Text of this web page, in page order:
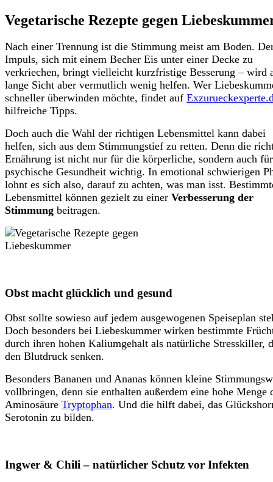
Vegetarische Rezepte gegen
Nach einer Trennung ist die Stimmung meist am Boden.
Impuls, sich mit einem Becher Eis unter einer Decke zu
verkriechen, bringt vielleicht kurzfristige Besserung – wird
lange Sicht aber vermutlich wenig helfen. Wer
schneller überwinden möchte, findet auf
hilfreiche Tipps.
Doch auch die Wahl der richtigen Lebensmittel kann dabei
helfen, sich aus dem Stimmungstief zu retten. Denn die
Ernährung ist nicht nur für die körperliche, sondern auch
psychische Gesundheit wichtig. In emotional schwierigen
lohnt es sich also, darauf zu achten, was man isst.
Lebensmittel können gezielt zu einer Verbesserung der
Stimmung beitragen.
Obst macht glücklich und gesund
Obst sollte sowieso auf jedem ausgewogenen Speiseplan
Doch besonders bei Liebeskummer wirken bestimmte
durch ihren hohen Kaliumgehalt als natürliche Stresskiller,
den Blutdruck senken.
Besonders Bananen und Ananas können kleine
vollbringen, denn sie enthalten außerdem eine hohe Menge
Aminosäure Tryptophan. Und die hilft dabei, das
Serotonin zu bilden.
Ingwer & Chili – natürlicher Schutz vor Infekten